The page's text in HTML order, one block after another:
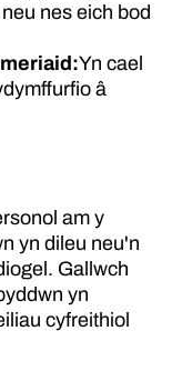
nes eich bod
Yn cael
â
am y
yn dileu neu'n
Gallwch
yn
cyfreithiol